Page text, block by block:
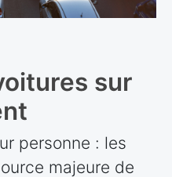
sur
personne : les
majeure de